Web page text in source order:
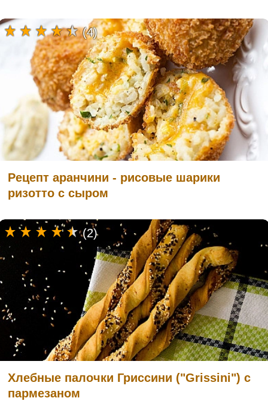
Рецепт аранчини - рисовые шарики
ризотто с сыром
(4)
Хлебные палочки Гриссини ("Grissini") с
пармезаном
(2)